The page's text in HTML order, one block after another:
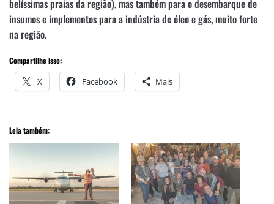
belíssimas praias da região), mas também para o desembarque de
insumos e implementos para a indústria de óleo e gás, muito forte
na região.
Compartilhe isso:
X Facebook Mais
Leia também: